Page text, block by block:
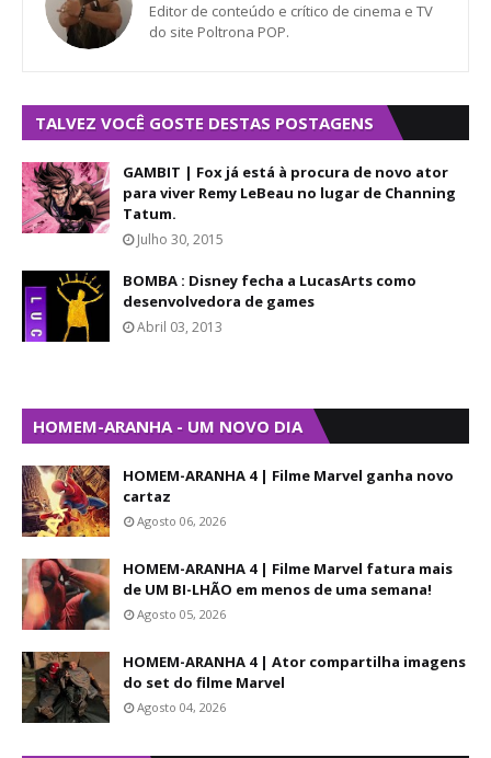
Editor de conteúdo e crítico de cinema e TV
do site Poltrona POP.
TALVEZ VOCÊ GOSTE DESTAS POSTAGENS
GAMBIT | Fox já está à procura de novo ator
para viver Remy LeBeau no lugar de Channing
Tatum.
Julho 30, 2015
BOMBA : Disney fecha a LucasArts como
desenvolvedora de games
Abril 03, 2013
HOMEM-ARANHA - UM NOVO DIA
HOMEM-ARANHA 4 | Filme Marvel ganha novo
cartaz
Agosto 06, 2026
HOMEM-ARANHA 4 | Filme Marvel fatura mais
de UM BI-LHÃO em menos de uma semana!
Agosto 05, 2026
HOMEM-ARANHA 4 | Ator compartilha imagens
do set do filme Marvel
Agosto 04, 2026